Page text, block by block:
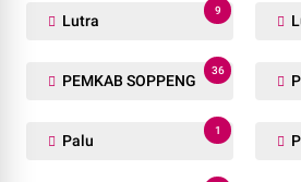
Lutra
9
PEMKAB SOPPENG
36
Palu
1